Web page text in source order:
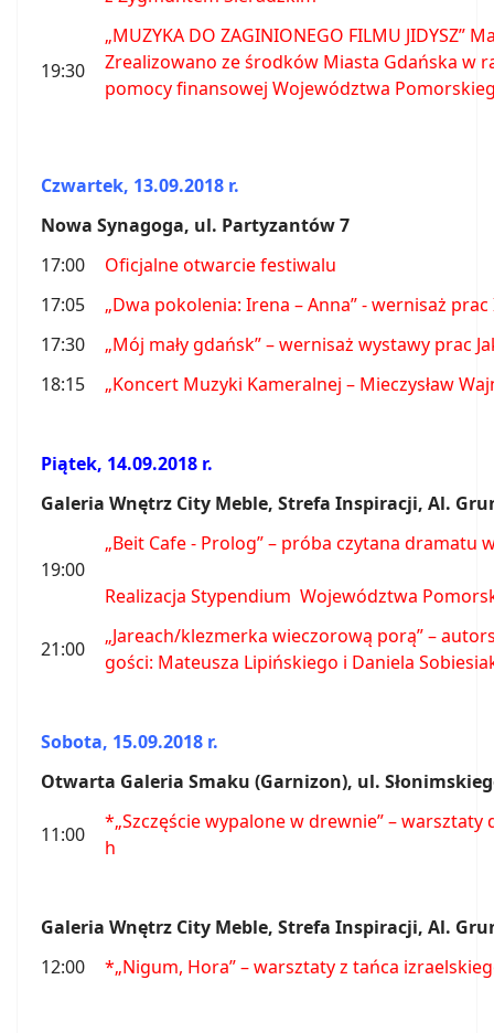
19:30
„MUZYKA DO ZAGINIONEGO FILMU
Zrealizowano ze środków Miasta Gdańska w
pomocy finansowej Województwa
Czwartek, 13.09.2018 r.
Nowa Synagoga, ul. Partyzantów 7
17:00
Oficjalne otwarcie festiwalu
17:05
„Dwa pokolenia: Irena – Anna” - wernisaż
17:30
„Mój mały gdańsk” – wernisaż wystawy prac
18:15
„Koncert Muzyki Kameralnej – Mieczysław
Piątek, 14.09.2018 r.
Galeria Wnętrz City Meble, Strefa Inspiracji, Al.
19:00
„Beit Cafe - Prolog” – próba czytana dramatu
Realizacja Stypendium Województwa
21:00
„Jareach/klezmerka wieczorową porą” –
gości: Mateusza Lipińskiego i Daniela
Sobota, 15.09.2018 r.
Otwarta Galeria Smaku (Garnizon), ul.
11:00
*„Szczęście wypalone w drewnie” –
h
Galeria Wnętrz City Meble, Strefa Inspiracji, Al.
12:00
*„Nigum, Hora” – warsztaty z tańca